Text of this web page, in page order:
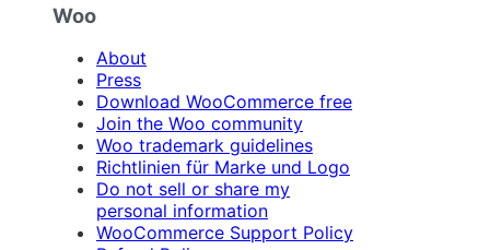
Woo
About
Press
Download WooCommerce free
Join the Woo community
Woo trademark guidelines
Richtlinien für Marke und Logo
Do not sell or share my
personal information
WooCommerce Support Policy